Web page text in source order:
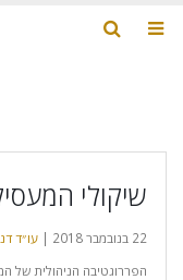
שיקולי
22 בנובמבר 2018 | עו״ד
הפררוגטיבה הניהולית של